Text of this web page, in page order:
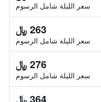
سعر الليلة شامل الرسوم
263 ﷼
سعر الليلة شامل الرسوم
276 ﷼
سعر الليلة شامل الرسوم
364 ﷼